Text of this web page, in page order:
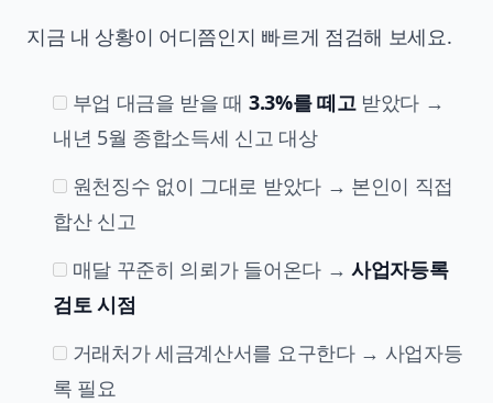
지금 내 상황이 어디쯤인지 빠르게 점검해 보세요.
부업 대금을 받을 때 3.3%를 떼고받았다 →
내년 5월 종합소득세 신고 대상
원천징수 없이 그대로 받았다 → 본인이 직접
합산 신고
매달 꾸준히 의뢰가 들어온다 → 사업자등록
검토 시점
거래처가 세금계산서를 요구한다 → 사업자등
록 필요